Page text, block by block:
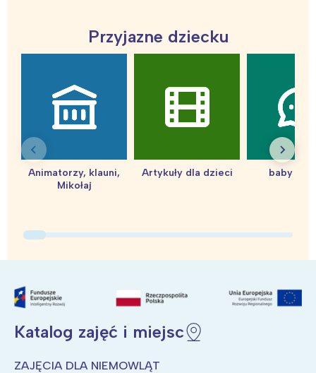
Przyjazne dziecku
Animatorzy, klauni,
Mikołaj
Artykuły dla dzieci baby
Katalog zajęć i miejsc
ZAJĘCIA DLA NIEMOWLĄT
Warszawa
Trójmiasto
Poznań
Śląsk
Południe
Północ